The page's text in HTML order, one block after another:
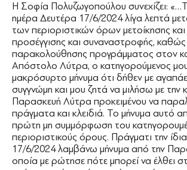
Η Σοφία Πολυζωγοπούλου συνεχίζει:
ημέρα Δευτέρα 17/6/2024 λίγα λεπτά
των περιοριστικών όρων μετοίκησης
προσέγγισης και συναναστροφής, καθώς
παρακολούθησης προγράμματος στον
Απόστολο Λύτρα, ο κατηγορούμενος μου
μακρόσυρτο μήνυμα ότι δήθεν με
συγγνώμη και μου ζητά να μιλήσω με την
Παρασκευή Λύτρα προκειμένου να
πράγματα και κλειδιά. Το μήνυμα αυτό
πρώτη μη συμμόρφωση του
περιοριστικούς όρους. Πράγματι την
17/6/2024 λαμβάνω μήνυμα από την
οποία με ρώτησε πότε μπορεί να έλθει